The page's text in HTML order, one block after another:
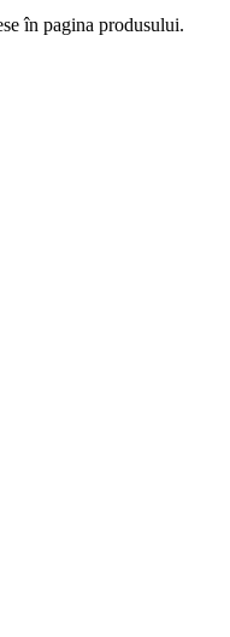
în pagina produsului.